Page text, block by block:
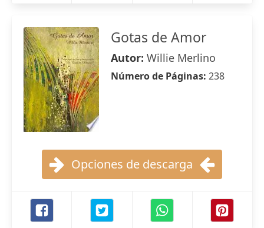
Gotas de Amor
Autor: Willie Merlino
Número de Páginas: 238
Opciones de descarga